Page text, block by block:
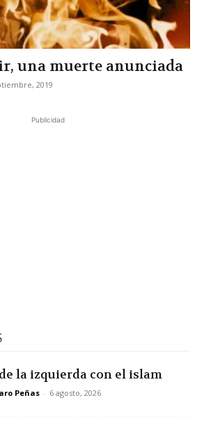
una muerte anunciada
2019
Publicidad
la izquierda con el islam
Peñas - 6 agosto, 2026